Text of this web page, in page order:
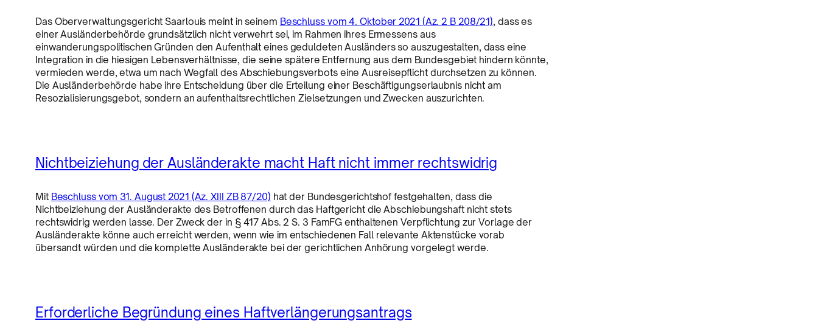
Das Oberverwaltungsgericht Saarlouis meint in seinem Beschluss vom 4. Oktober 2021 (Az. 2 B 208/21), dass es
einer Ausländerbehörde grundsätzlich nicht verwehrt sei, im Rahmen ihres Ermessens aus
einwanderungspolitischen Gründen den Aufenthalt eines geduldeten Ausländers so auszugestalten, dass eine
Integration in die hiesigen Lebensverhältnisse, die seine spätere Entfernung aus dem Bundesgebiet hindern könnte,
vermieden werde, etwa um nach Wegfall des Abschiebungsverbots eine Ausreisepflicht durchsetzen zu können.
Die Ausländerbehörde habe ihre Entscheidung über die Erteilung einer Beschäftigungserlaubnis nicht am
Resozialisierungsgebot, sondern an aufenthaltsrechtlichen Zielsetzungen und Zwecken auszurichten.
Nichtbeiziehung der Ausländerakte macht Haft nicht immer rechtswidrig
Mit Beschluss vom 31. August 2021 (Az. XIII ZB 87/20) hat der Bundesgerichtshof festgehalten, dass die
Nichtbeiziehung der Ausländerakte des Betroffenen durch das Haftgericht die Abschiebungshaft nicht stets
rechtswidrig werden lasse. Der Zweck der in § 417 Abs. 2 S. 3 FamFG enthaltenen Verpflichtung zur Vorlage der
Ausländerakte könne auch erreicht werden, wenn wie im entschiedenen Fall relevante Aktenstücke vorab
übersandt würden und die komplette Ausländerakte bei der gerichtlichen Anhörung vorgelegt werde.
Erforderliche Begründung eines Haftverlängerungsantrags